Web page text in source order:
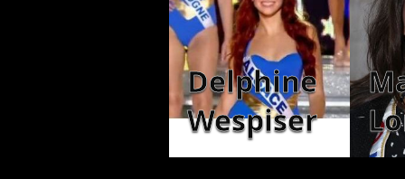
Delphine
Wespiser